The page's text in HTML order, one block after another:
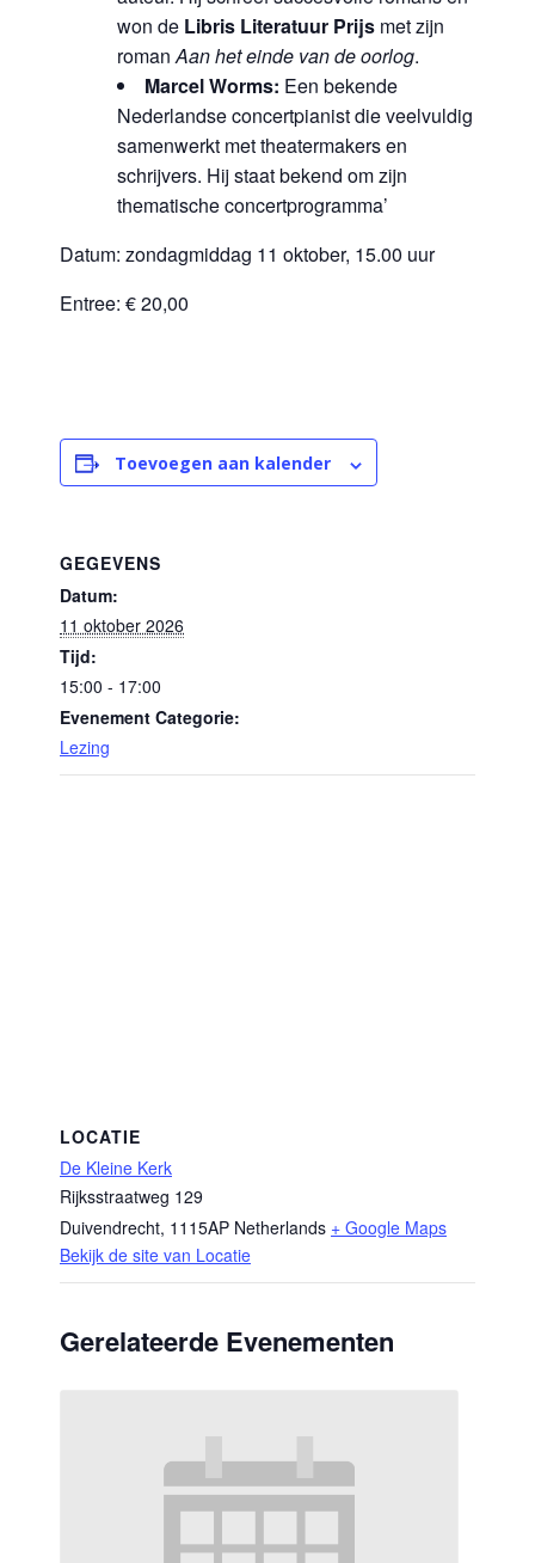
won de Libris Literatuur Prijs met zijn
romanAan het einde van de oorlog.
Marcel Worms: Een bekende
Nederlandse concertpianist die veelvuldig
samenwerkt met theatermakers en
schrijvers. Hij staat bekend om zijn
thematische concertprogramma’
Datum: zondagmiddag 11 oktober, 15.00 uur
Entree: € 20,00
Toevoegen aan kalender
GEGEVENS
Datum:
11 oktober 2026
Tijd:
15:00 - 17:00
Evenement Categorie:
Lezing
LOCATIE
De Kleine Kerk
Rijksstraatweg 129
Duivendrecht, 1115AP Netherlands + Google Maps
Bekijk de site van Locatie
Gerelateerde Evenementen